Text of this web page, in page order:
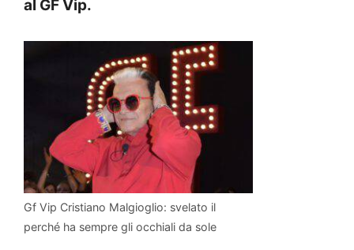
al GF Vip.
Gf Vip Cristiano Malgioglio: svelato il
perché ha sempre gli occhiali da sole